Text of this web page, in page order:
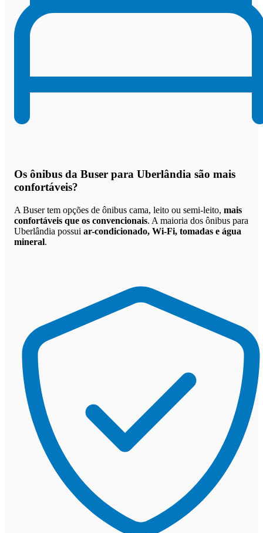
Os ônibus da Buser para Uberlândia são mais
confortáveis?
A Buser tem opções de ônibus cama, leito ou semi-leito, mais
confortáveis que os convencionais. A maioria dos ônibus para
Uberlândia possui ar-condicionado, Wi-Fi, tomadas e água
mineral.